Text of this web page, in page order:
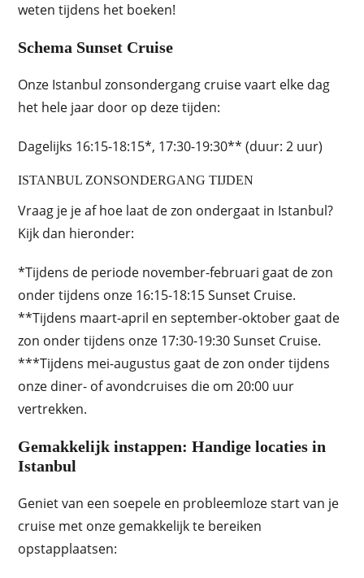
weten tijdens het boeken!
Schema Sunset Cruise
Onze Istanbul zonsondergang cruise vaart elke dag
het hele jaar door op deze tijden:
Dagelijks 16:15-18:15*, 17:30-19:30** (duur: 2 uur)
ISTANBUL ZONSONDERGANG TIJDEN
Vraag je je af hoe laat de zon ondergaat in Istanbul?
Kijk dan hieronder:
*Tijdens de periode november-februari gaat de zon
onder tijdens onze 16:15-18:15 Sunset Cruise.
**Tijdens maart-april en september-oktober gaat de
zon onder tijdens onze 17:30-19:30 Sunset Cruise.
***Tijdens mei-augustus gaat de zon onder tijdens
onze diner- of avondcruises die om 20:00 uur
vertrekken.
Gemakkelijk instappen: Handige locaties in
Istanbul
Geniet van een soepele en probleemloze start van je
cruise met onze gemakkelijk te bereiken
opstapplaatsen: